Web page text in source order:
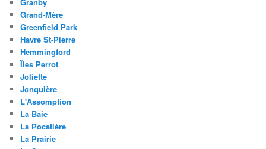
Grand-Mère
Greenfield Park
Havre St-Pierre
Hemmingford
Îles Perrot
Joliette
Jonquière
L'Assomption
La Baie
La Pocatière
La Prairie